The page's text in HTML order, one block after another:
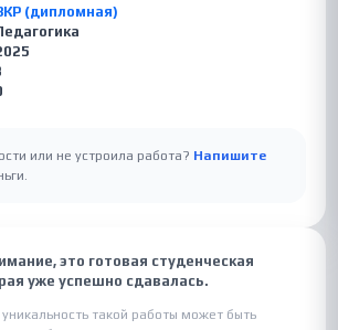
(дипломная)
или не устроила работа? Напишите
это готовая студенческая
уже успешно сдавалась.
такой работы может быть